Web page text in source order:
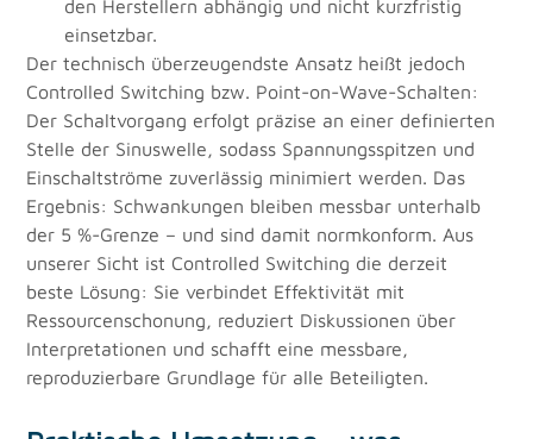
den Herstellern abhängig und nicht kurzfristig
einsetzbar.
Der technisch überzeugendste Ansatz heißt jedoch
Controlled Switching bzw. Point-on-Wave-Schalten:
Der Schaltvorgang erfolgt präzise an einer definierten
Stelle der Sinuswelle, sodass Spannungsspitzen und
Einschaltströme zuverlässig minimiert werden. Das
Ergebnis: Schwankungen bleiben messbar unterhalb
der 5 %-Grenze – und sind damit normkonform. Aus
unserer Sicht ist Controlled Switching die derzeit
beste Lösung: Sie verbindet Effektivität mit
Ressourcenschonung, reduziert Diskussionen über
Interpretationen und schafft eine messbare,
reproduzierbare Grundlage für alle Beteiligten.